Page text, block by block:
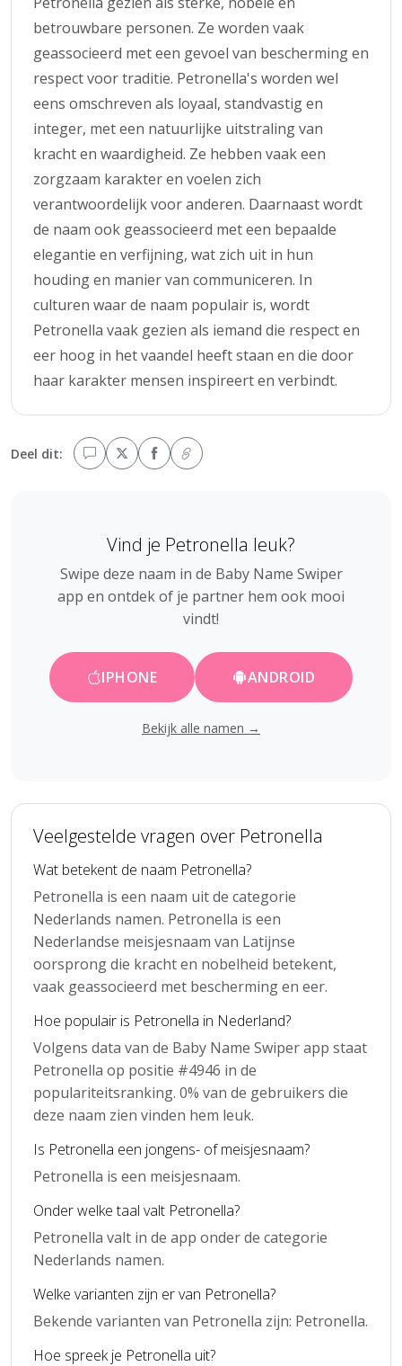
betrouwbare personen. Ze worden vaak
geassocieerd met een gevoel van bescherming en
respect voor traditie. Petronella's worden wel
eens omschreven als loyaal, standvastig en
integer, met een natuurlijke uitstraling van
kracht en waardigheid. Ze hebben vaak een
zorgzaam karakter en voelen zich
verantwoordelijk voor anderen. Daarnaast wordt
de naam ook geassocieerd met een bepaalde
elegantie en verfijning, wat zich uit in hun
houding en manier van communiceren. In
culturen waar de naam populair is, wordt
Petronella vaak gezien als iemand die respect en
eer hoog in het vaandel heeft staan en die door
haar karakter mensen inspireert en verbindt.
Deel dit:
Vind je Petronella leuk?
Swipe deze naam in de Baby Name Swiper
app en ontdek of je partner hem ook mooi
vindt!
IPHONE ANDROID
Bekijk alle namen →
Veelgestelde vragen over Petronella
Wat betekent de naam Petronella?
Petronella is een naam uit de categorie
Nederlands namen. Petronella is een
Nederlandse meisjesnaam van Latijnse
oorsprong die kracht en nobelheid betekent,
vaak geassocieerd met bescherming en eer.
Hoe populair is Petronella in Nederland?
Volgens data van de Baby Name Swiper app staat
Petronella op positie #4946 in de
populariteitsranking. 0% van de gebruikers die
deze naam zien vinden hem leuk.
Is Petronella een jongens- of meisjesnaam?
Petronella is een meisjesnaam.
Onder welke taal valt Petronella?
Petronella valt in de app onder de categorie
Nederlands namen.
Welke varianten zijn er van Petronella?
Bekende varianten van Petronella zijn: Petronella.
Hoe spreek je Petronella uit?